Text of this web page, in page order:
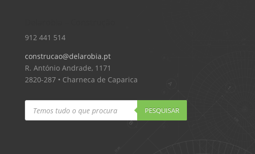
912 441 514
construcao@delarobia.pt
R. António Andrade, 1171
2820-287 • Charneca de Caparica
Products
search PESQUISAR